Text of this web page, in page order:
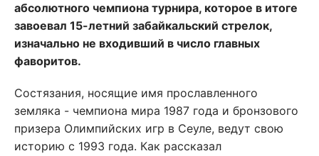
абсолютного чемпиона турнира, которое в итоге
завоевал 15-летний забайкальский стрелок,
изначально не входивший в число главных
фаворитов.
Состязания, носящие имя прославленного
земляка - чемпиона мира 1987 года и бронзового
призера Олимпийских игр в Сеуле, ведут свою
историю с 1993 года. Как рассказал